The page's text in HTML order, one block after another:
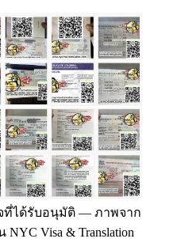
ที่ได้รับอนุมัติ — ภาพจาก
Visa & Translation